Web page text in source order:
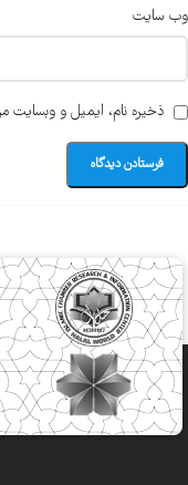
وب‌ سایت
ذخیره نام، ایمیل و وبسایت